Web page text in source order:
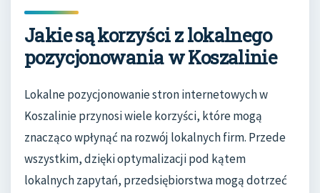
Jakie są korzyści z lokalnego
pozycjonowania w Koszalinie
Lokalne pozycjonowanie stron internetowych w
Koszalinie przynosi wiele korzyści, które mogą
znacząco wpłynąć na rozwój lokalnych firm. Przede
wszystkim, dzięki optymalizacji pod kątem
lokalnych zapytań, przedsiębiorstwa mogą dotrzeć